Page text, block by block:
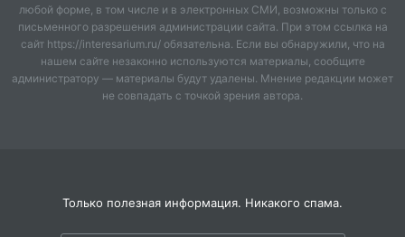
любой форме, в том числе и в электронных СМИ, возможны только с
письменного разрешения администрации сайта. При этом ссылка на
сайт https://interesarium.ru/ обязательна. Если вы обнаружили, что на
нашем сайте незаконно используются материалы, сообщите
администратору — материалы будут удалены. Мнение редакции может
не совпадать с точкой зрения автора.
Только полезная информация. Никакого спама.